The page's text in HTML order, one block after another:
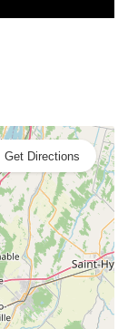
Get Directions